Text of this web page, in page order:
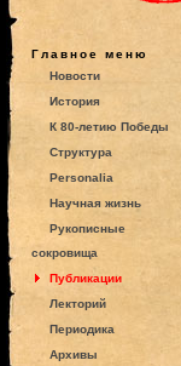
Главное меню
Новости
История
К 80-летию Победы
Структура
Personalia
Научная жизнь
Рукописные
сокровища
Публикации
Лекторий
Периодика
Архивы